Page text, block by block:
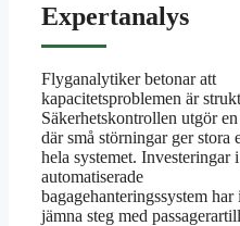
Expertanalys
Flyganalytiker betonar att
kapacitetsproblemen är
Säkerhetskontrollen utgör
där små störningar ger stora
hela systemet. Investeringar i
automatiserade
bagagehanteringssystem
jämna steg med